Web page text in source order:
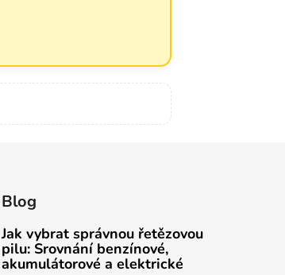
Blog
Jak vybrat správnou řetězovou
pilu: Srovnání benzínové,
akumulátorové a elektrické